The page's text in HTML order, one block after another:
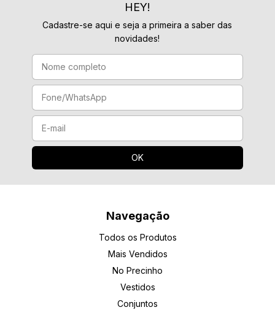
HEY!
Cadastre-se aqui e seja a primeira a saber das
novidades!
Navegação
Todos os Produtos
Mais Vendidos
No Precinho
Vestidos
Conjuntos